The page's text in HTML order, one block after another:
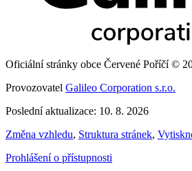
Oficiální stránky obce Červené Poříčí ©
Provozovatel Galileo Corporation s.r.o.
Poslední aktualizace: 10. 8. 2026
Změna vzhledu, Struktura stránek,
Prohlášení o přístupnosti